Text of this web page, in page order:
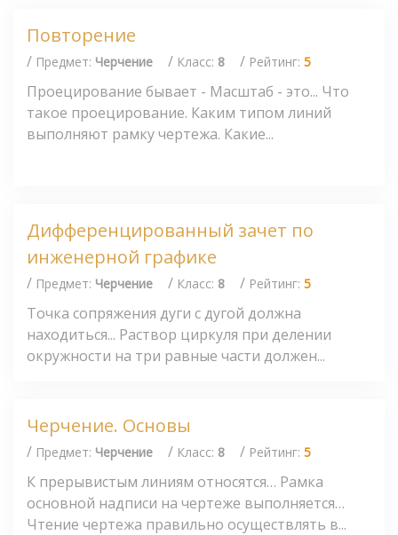
Повторение
/ Предмет: Черчение / Класс: 8 / Рейтинг: 5
Проецирование бывает - Масштаб - это... Что
такое проецирование. Каким типом линий
выполняют рамку чертежа. Какие...
Дифференцированный зачет по
инженерной графике
/ Предмет: Черчение / Класс: 8 / Рейтинг: 5
Точка сопряжения дуги с дугой должна
находиться... Раствор циркуля при делении
окружности на три равные части должен...
Черчение. Основы
/ Предмет: Черчение / Класс: 8 / Рейтинг: 5
К прерывистым линиям относятся… Рамка
основной надписи на чертеже выполняется…
Чтение чертежа правильно осуществлять в...